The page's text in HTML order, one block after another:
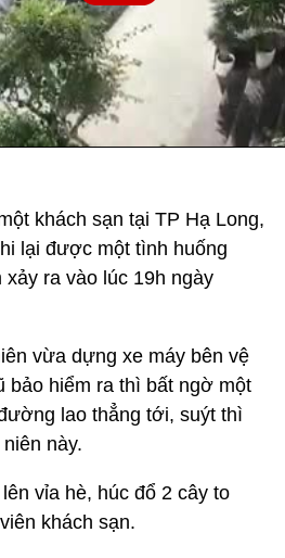
khách sạn tại TP Hạ Long,
lại được một tình huống
ra vào lúc 19h ngày
vừa dựng xe máy bên vệ
hiểm ra thì bất ngờ một
lao thẳng tới, suýt thì
này.
vỉa hè, húc đổ 2 cây to
khách sạn.